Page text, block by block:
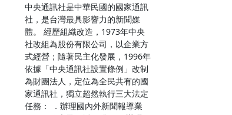
中央通訊社是中華民國的國家通訊
社，是台灣最具影響力的新聞媒
體。 經歷組織改造，1973年中央
社改組為股份有限公司，以企業方
式經營；隨著民主化發展，1996年
依據「中央通訊社設置條例」改制
為財團法人，定位為全民共有的國
家通訊社，獨立超然執行三大法定
任務： ．辦理國內外新聞報導業